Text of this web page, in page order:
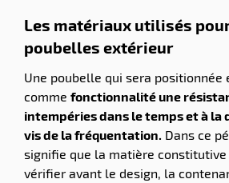
Les matériaux utilisés
poubelles extérieur
Une poubelle qui sera positionnée
comme fonctionnalité une
intempéries dans le temps et à la
vis de la fréquentation. Dans ce
signifie que la matière
vérifier avant le design, la